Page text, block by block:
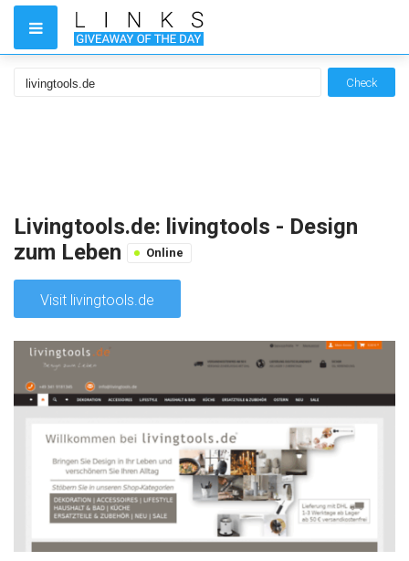
Check
Livingtools.de: livingtools - Design
zum Leben
Online
Visit livingtools.de